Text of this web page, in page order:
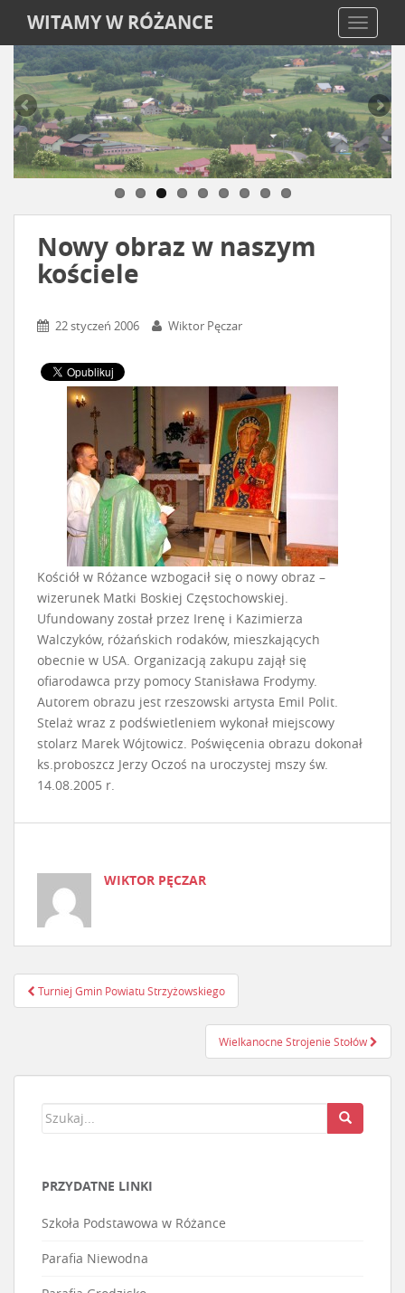
WITAMY W RÓŻANCE
Nowy obraz w naszym
kościele
22 styczeń 2006 Wiktor Pęczar
Kościół w Różance wzbogacił się o nowy obraz –
wizerunek Matki Boskiej Częstochowskiej.
Ufundowany został przez Irenę i Kazimierza
Walczyków, różańskich rodaków, mieszkających
obecnie w USA. Organizacją zakupu zajął się
ofiarodawca przy pomocy Stanisława Frodymy.
Autorem obrazu jest rzeszowski artysta Emil Polit.
Stelaż wraz z podświetleniem wykonał miejscowy
stolarz Marek Wójtowicz. Poświęcenia obrazu dokonał
ks.proboszcz Jerzy Oczoś na uroczystej mszy św.
14.08.2005 r.
WIKTOR PĘCZAR
Nawigacja postu
Turniej Gmin Powiatu Strzyżowskiego
Wielkanocne Strojenie Stołów
PRZYDATNE LINKI
Szkoła Podstawowa w Różance
Parafia Niewodna